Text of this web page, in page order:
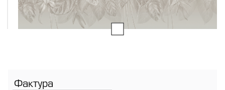
Фактура